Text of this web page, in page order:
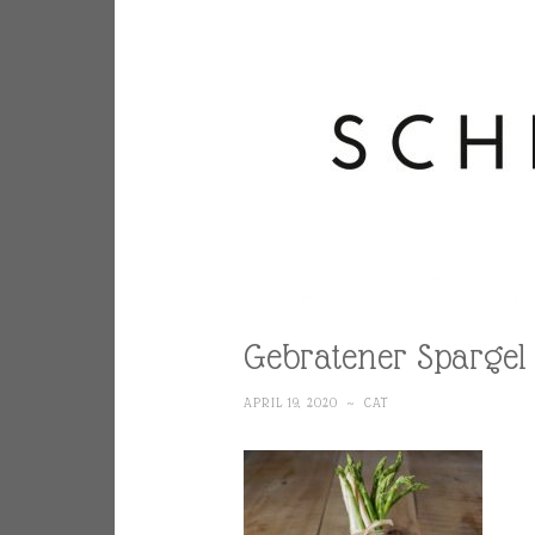
Gebratener
APRIL 19, 2020 ~ CAT